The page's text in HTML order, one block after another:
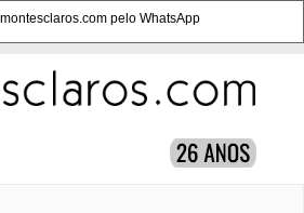
pelo WhatsApp